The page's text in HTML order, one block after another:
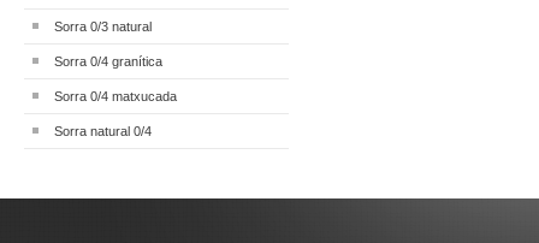
Sorra 0/3 natural
Sorra 0/4 granítica
Sorra 0/4 matxucada
Sorra natural 0/4